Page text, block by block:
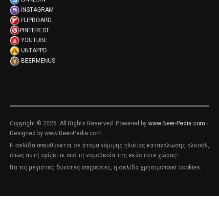
INSTAGRAM
FLIPBOARD
PINTEREST
YOUTUBE
UNTAPPD
BEERMENUS
Copyright © 2026. All Rights Reserved. Powered by www.Beer-Pedia.com -
Designed by www.Beer-Pedia.com.
Η σελίδα απευθύνεται σε άτομα νόμιμης ηλικίας κατανάλωσης αλκοόλ,
όπως αυτή ορίζεται από τη νομοθεσία της εκάστοτε χώρας!
Για τις μέγιστες δυνατές υπηρεσίες, η σελίδα χρησιμοποιεί cookies.